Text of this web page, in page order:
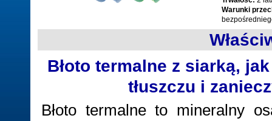
Warunki
Błoto termalne z siarką,
tłuszczu i
Błoto termalne to mineralny